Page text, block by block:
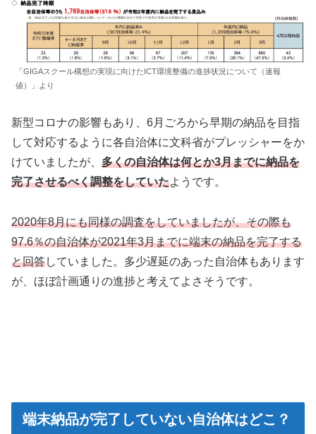
「GIGAスクール構想の実現に向けたICT環境整備の進捗状況について（速報
値）」より
新型コロナの影響もあり、6月ごろから早期の納品を目指
して対応するように各自治体に文科省がプレッシャーをか
けていましたが、 多くの自治体は何とか3月までに納品を
完了させるべく調整をしていたようです。
2020年8月にも同様の調査をしていましたが、その際も
97.6％の自治体が2021年3月までに端末の納品を完了する
と回答していました。多少遅延のあった自治体もあります
が、ほぼ計画通りの進捗と考えてよさそうです。
端末納品が完了していない自治体はどこ？